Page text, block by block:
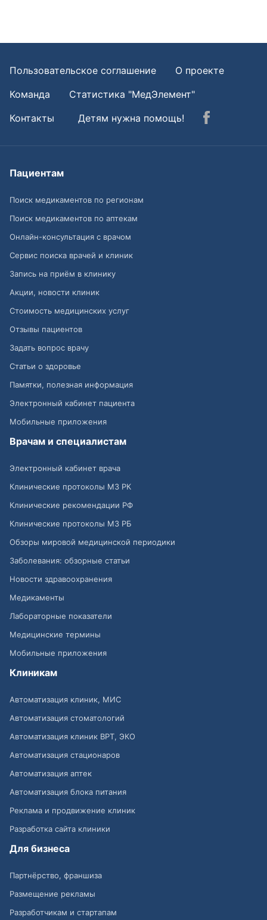
Пользовательское соглашение
О проекте
Команда
Статистика "МедЭлемент"
Контакты
Детям нужна помощь!
Пациентам
Поиск медикаментов по регионам
Поиск медикаментов по аптекам
Онлайн-консультация с врачом
Сервис поиска врачей и клиник
Запись на приём в клинику
Акции, новости клиник
Стоимость медицинских услуг
Отзывы пациентов
Задать вопрос врачу
Статьи о здоровье
Памятки, полезная информация
Электронный кабинет пациента
Мобильные приложения
Врачам и специалистам
Электронный кабинет врача
Клинические протоколы МЗ РК
Клинические рекомендации РФ
Клинические протоколы МЗ РБ
Обзоры мировой медицинской периодики
Заболевания: обзорные статьи
Новости здравоохранения
Медикаменты
Лабораторные показатели
Медицинские термины
Мобильные приложения
Клиникам
Автоматизация клиник, МИС
Автоматизация стоматологий
Автоматизация клиник ВРТ, ЭКО
Автоматизация стационаров
Автоматизация аптек
Автоматизация блока питания
Реклама и продвижение клиник
Разработка сайта клиники
Для бизнеса
Партнёрство, франшиза
Размещение рекламы
Разработчикам и стартапам